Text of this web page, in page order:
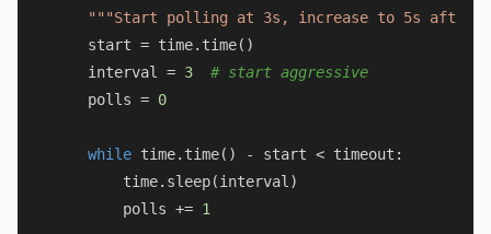
"""Start polling at 3s, increase to 5s after
    start = time.time()
    interval =
3
# start aggressive
    polls =
0
while time.time() - start < timeout:
        time.sleep(interval)
        polls +=
1